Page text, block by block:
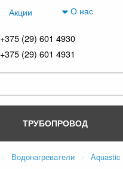
Акции О нас
+375 (29) 601 4930
+375 (29) 601 4931
ТРУБОПРОВОД
Водонагреватели Aquastic